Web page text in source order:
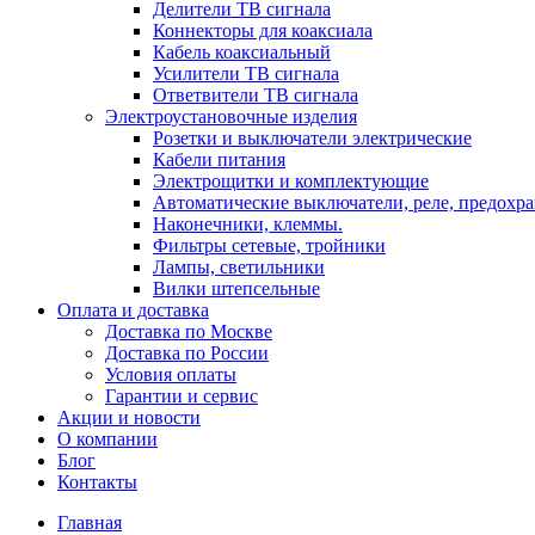
Делители ТВ сигнала
Коннекторы для коаксиала
Кабель коаксиальный
Усилители ТВ сигнала
Ответвители ТВ сигнала
Электроустановочные изделия
Розетки и выключатели электрические
Кабели питания
Электрощитки и комплектующие
Автоматические выключатели, реле,
Наконечники, клеммы.
Фильтры сетевые, тройники
Лампы, светильники
Вилки штепсельные
Оплата и доставка
Доставка по Москве
Доставка по России
Условия оплаты
Гарантии и сервис
Акции и новости
О компании
Блог
Контакты
Главная